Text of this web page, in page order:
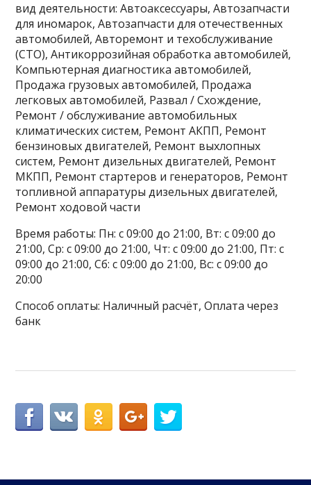
вид деятельности: Автоаксессуары, Автозапчасти
для иномарок, Автозапчасти для отечественных
автомобилей, Авторемонт и техобслуживание
(СТО), Антикоррозийная обработка автомобилей,
Компьютерная диагностика автомобилей,
Продажа грузовых автомобилей, Продажа
легковых автомобилей, Развал / Схождение,
Ремонт / обслуживание автомобильных
климатических систем, Ремонт АКПП, Ремонт
бензиновых двигателей, Ремонт выхлопных
систем, Ремонт дизельных двигателей, Ремонт
МКПП, Ремонт стартеров и генераторов, Ремонт
топливной аппаратуры дизельных двигателей,
Ремонт ходовой части
Время работы: Пн: с 09:00 до 21:00, Вт: с 09:00 до
21:00, Ср: с 09:00 до 21:00, Чт: с 09:00 до 21:00, Пт: с
09:00 до 21:00, Сб: с 09:00 до 21:00, Вс: с 09:00 до
20:00
Способ оплаты: Наличный расчёт, Оплата через
банк